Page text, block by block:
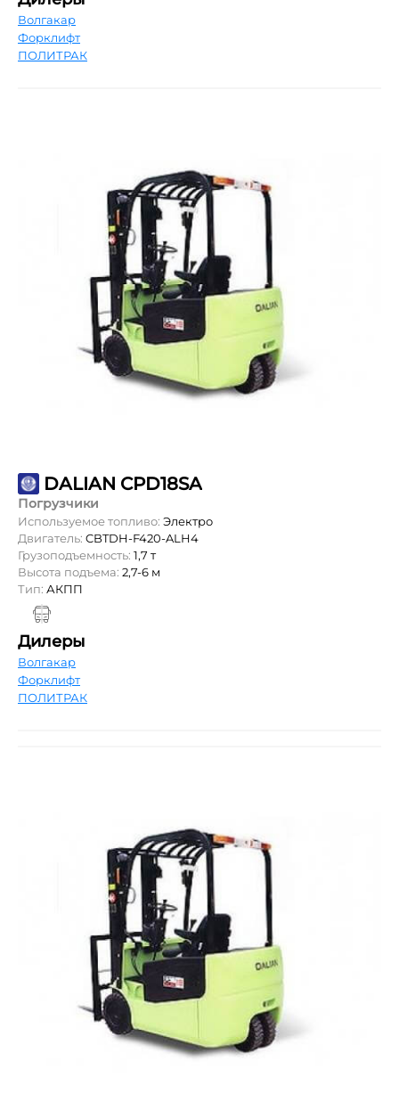
Волгакар
Форклифт
ПОЛИТРАК
DALIAN CPD18SA
Погрузчики
Используемое топливо: Электро
Двигатель: CBTDH-F420-ALH4
Грузоподъемность: 1,7 т
Высота подъема: 2,7-6 м
Тип: АКПП
Дилеры
Волгакар
Форклифт
ПОЛИТРАК